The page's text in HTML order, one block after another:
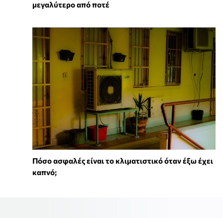
μεγαλύτερο από ποτέ
Πόσο ασφαλές είναι το κλιματιστικό όταν έξω έχει
καπνό;